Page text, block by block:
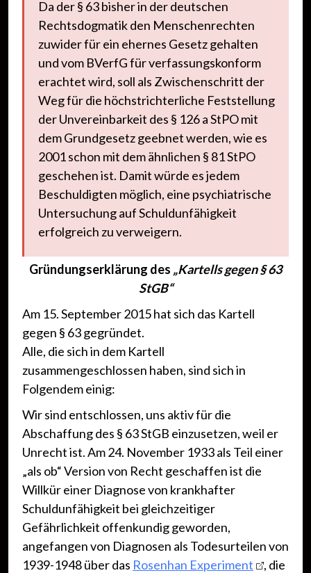
Da der § 63 bisher in der deutschen
Rechtsdogmatik den Menschenrechten
zuwider für ein ehernes Gesetz gehalten
und vom BVerfG für verfassungskonform
erachtet wird, soll als Zwischenschritt der
Weg für die höchstrichterliche Feststellung
der Unvereinbarkeit des § 126 a StPO mit
dem Grundgesetz geebnet werden, wie es
2001 schon mit dem ähnlichen § 81 StPO
geschehen ist. Damit würde es jedem
Beschuldigten möglich, eine psychiatrische
Untersuchung auf Schuldunfähigkeit
erfolgreich zu verweigern.
Gründungserklärung des „Kartells gegen § 63
StGB“
Am 15. September 2015 hat sich das Kartell
gegen § 63 gegründet.
Alle, die sich in dem Kartell
zusammengeschlossen haben, sind sich in
Folgendem einig:
Wir sind entschlossen, uns aktiv für die
Abschaffung des § 63 StGB einzusetzen, weil er
Unrecht ist. Am 24. November 1933 als Teil einer
„als ob“ Version von Recht geschaffen ist die
Willkür einer Diagnose von krankhafter
Schuldunfähigkeit bei gleichzeitiger
Gefährlichkeit offenkundig geworden,
angefangen von Diagnosen als Todesurteilen von
1939-1948 über das Rosenhan Experiment , die